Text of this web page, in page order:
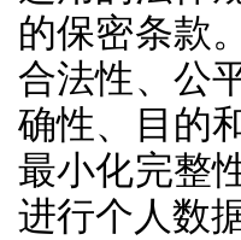
的保密条款
合法性、公
确性、目的
最小化完整
进行个人数